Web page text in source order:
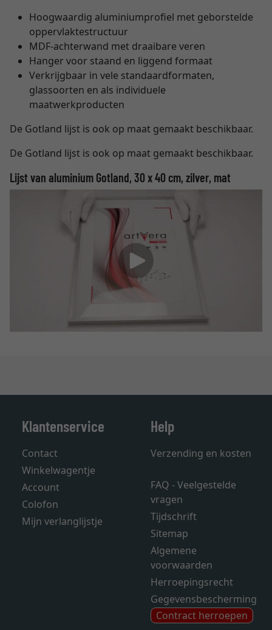
Hoogwaardig aluminiumprofiel met geborstelde
oppervlaktestructuur
MDF-achterwand met draaibare veren
Hanger voor staand en liggend formaat
Verkrijgbaar in vele standaardformaten,
glassoorten en als individuele
maatwerkproducten
De Gotland lijst is ook op maat gemaakt beschikbaar.
De Gotland lijst is ook op maat gemaakt beschikbaar.
Lijst van aluminium Gotland, 30 x 40 cm, zilver, mat
Klantenservice
Contact
Winkelwagentje
Account
Colofon
Mijn verlanglijstje
Help
Verzending en kosten
FAQ - Veelgestelde
vragen
Tijdschrift
Sitemap
Algemene
voorwaarden
Herroepingsrecht
Gegevensbescherming
Contract herroepen